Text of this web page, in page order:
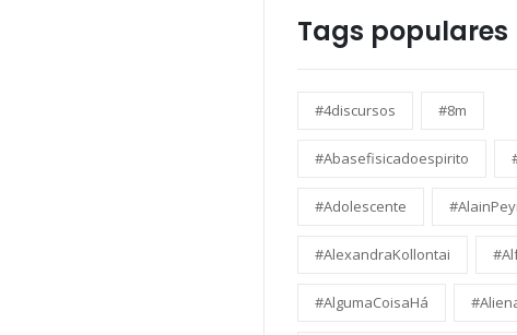
Tags populares
#4discursos #8m
#Abasefisicadoespirito
#Adolescente
#AlexandraKollontai
#AlgumaCoisaHá